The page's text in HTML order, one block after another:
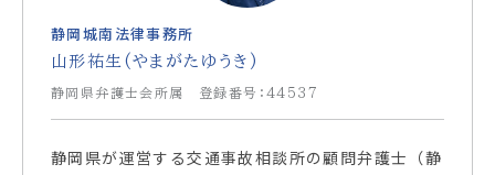
静岡城南法律事務所
山形祐生(やまがたゆうき)
静岡県弁護士会所属 登録番号：44537
静岡県が運営する交通事故相談所の顧問弁護士（静